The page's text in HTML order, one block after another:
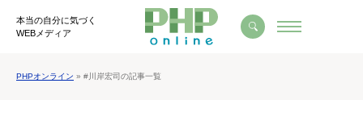
本当の自分に気づく
WEBメディア
PHPオンライン » #川岸宏司の記事一覧